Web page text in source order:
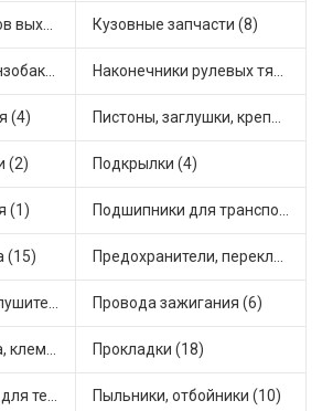
Крепежи элементов выхлопной системы (5) Кузовные запчасти (8)
Лючки, крышки бензобака (3) Наконечники рулевых тяг (12)
(4) Пистоны, заглушки, крепежные элементы (2)
(2) Подкрылки (4)
(1) Подшипники для транспорта (11)
(15) Предохранители, переключатели, кнопки автомобильные (6)
Приемные трубы глушителя (4) Провода зажигания (6)
Проводка, провода, клеммы и разъемы (2) Прокладки (18)
Пружины, рессоры для техники (6) Пыльники, отбойники (10)